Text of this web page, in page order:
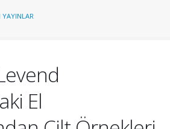
YAYINLAR
El